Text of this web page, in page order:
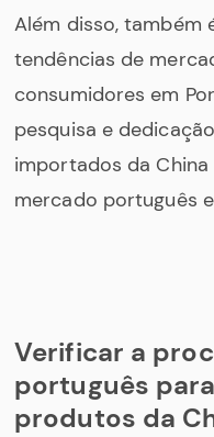
Além disso, também
tendências de
consumidores em
pesquisa e
importados da
mercado português
Verificar a
português
produtos da